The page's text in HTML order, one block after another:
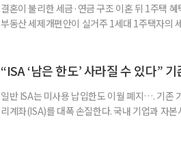
결혼이 불리한 세금·연금 구조 이혼 뒤 1주택
부동산 세제개편안이 실거주 1세대 1주택자의
부가 각자 집 한 채씩을 보유하면 한 세대가 두
“ISA ‘남은 한도’ 사라질 수 있다”
일반 ISA는 미사용 납입한도 이월 폐지…. 기존
리계좌(ISA)를 대폭 손질한다. 국내 기업과 자